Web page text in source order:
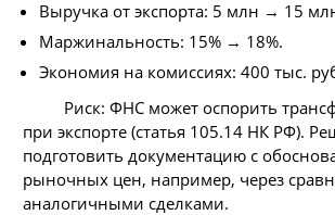
Выручка от экспорта: 5 млн → 15
Маржинальность: 15% → 18%.
Экономия на комиссиях: 400 тыс.
Риск: ФНС может оспорить
при экспорте (статья 105.14 НК РФ).
подготовить документацию с
рыночных цен, например, через
аналогичными сделками.